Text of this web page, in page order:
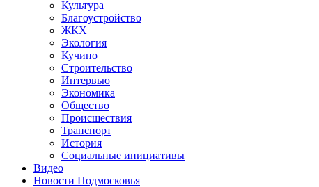
Культура
Благоустройство
ЖКХ
Экология
Кучино
Строительство
Интервью
Экономика
Общество
Происшествия
Транспорт
История
Социальные инициативы
Видео
Новости Подмосковья